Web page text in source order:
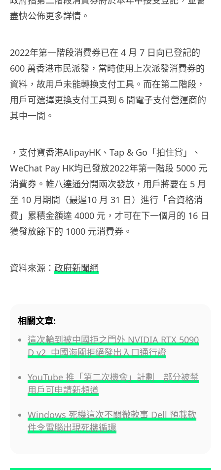
盡快公佈更多詳情。
2022年第一階段消費券已在 4 月 7 日向已登記的
600 萬香港市民派發，當時使用上次派發消費券的
資料，故用戶未能轉換支付工具。而在第二階段，
用戶可選擇更換支付工具到 6 間電子支付營運商的
其中一間。
，支付寶香港AlipayHK、Tap & Go「拍住賞」、
WeChat Pay HK均已發放2022年第一階段 5000 元
消費券。帷八達通分開兩次發放，用戶將要在 5 月
至 10 月期間（最遲10 月 31 日）進行「合資格消
費」累積金額達 4000 元，才可在下一個月的 16 日
獲發放餘下的 1000 元消費券。
資料來源： 政府新聞網
相關文章:
這次輪到被中國拒之門外 NVIDIA RTX 5090
D v2 中國海關拒絕發出入口通行證
YouTube 推「第二次機會」計劃 部分被禁
用戶可申請新頻道
Windows 死機這次不關微軟事 Dell 預載軟
件令電腦出現死機循環